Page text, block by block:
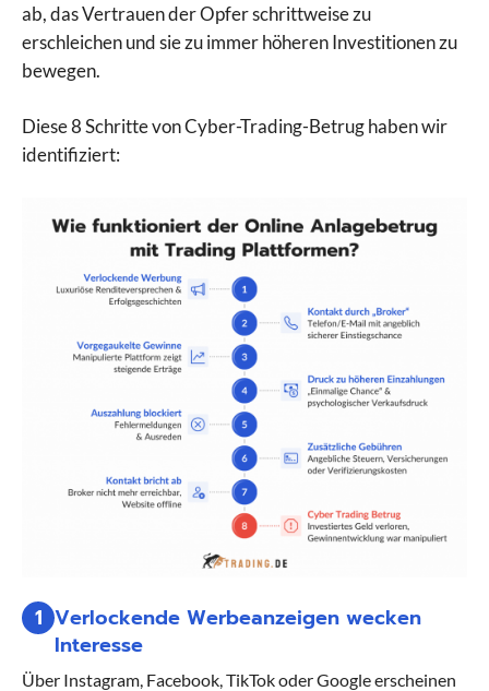
ab, das Vertrauen der Opfer schrittweise zu
erschleichen und sie zu immer höheren Investitionen zu
bewegen.
Diese 8 Schritte von Cyber-Trading-Betrug haben wir
identifiziert:
1 Verlockende Werbeanzeigen wecken
Interesse
Über Instagram, Facebook, TikTok oder Google erscheinen